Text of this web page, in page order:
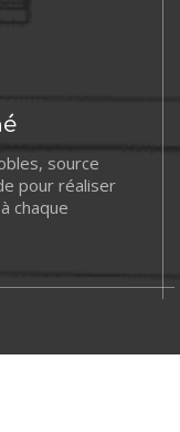
source
pour réaliser
chaque